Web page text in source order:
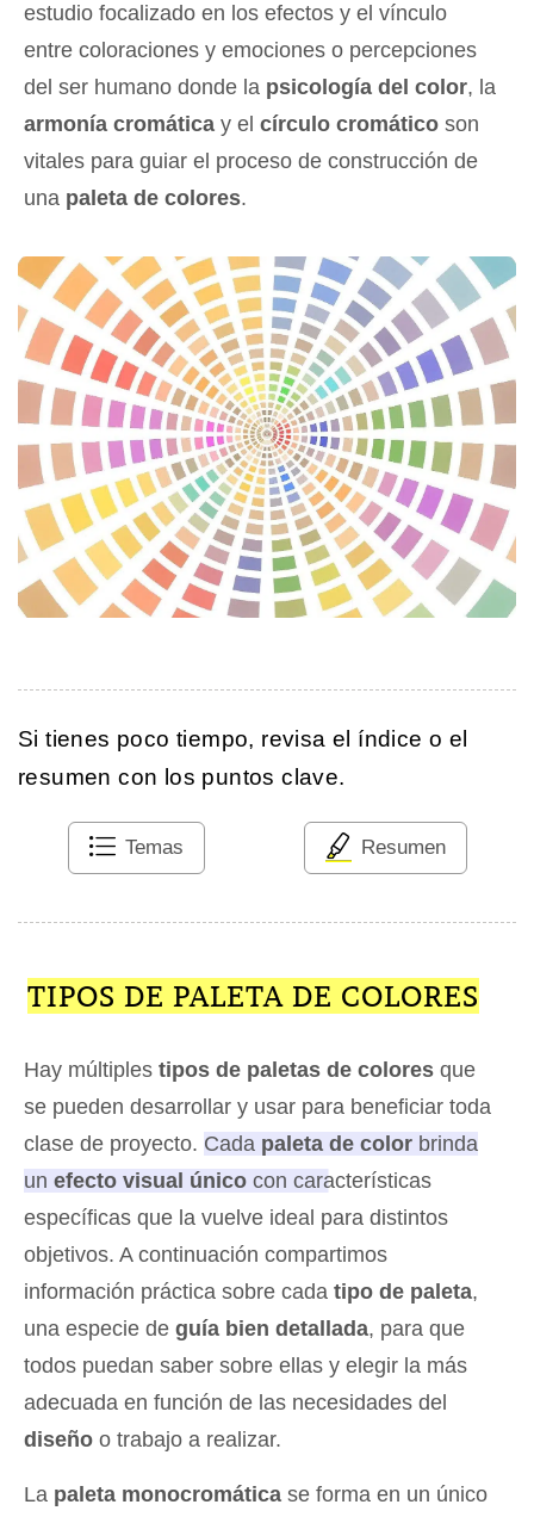
estudio focalizado en los efectos y el vínculo
entre coloraciones y emociones o percepciones
del ser humano donde la psicología del color, la
armonía cromática y el círculo cromático son
vitales para guiar el proceso de construcción de
una paleta de colores.
Si tienes poco tiempo, revisa el índice o el
resumen con los puntos clave.
Temas Resumen
TIPOS DE PALETA DE COLORES
Hay múltiples tipos de paletas de colores que
se pueden desarrollar y usar para beneficiar toda
clase de proyecto. Cada paleta de color brinda
un efecto visual único con características
específicas que la vuelve ideal para distintos
objetivos. A continuación compartimos
información práctica sobre cada tipo de paleta,
una especie de guía bien detallada, para que
todos puedan saber sobre ellas y elegir la más
adecuada en función de las necesidades del
diseño o trabajo a realizar.
La paleta monocromática se forma en un único